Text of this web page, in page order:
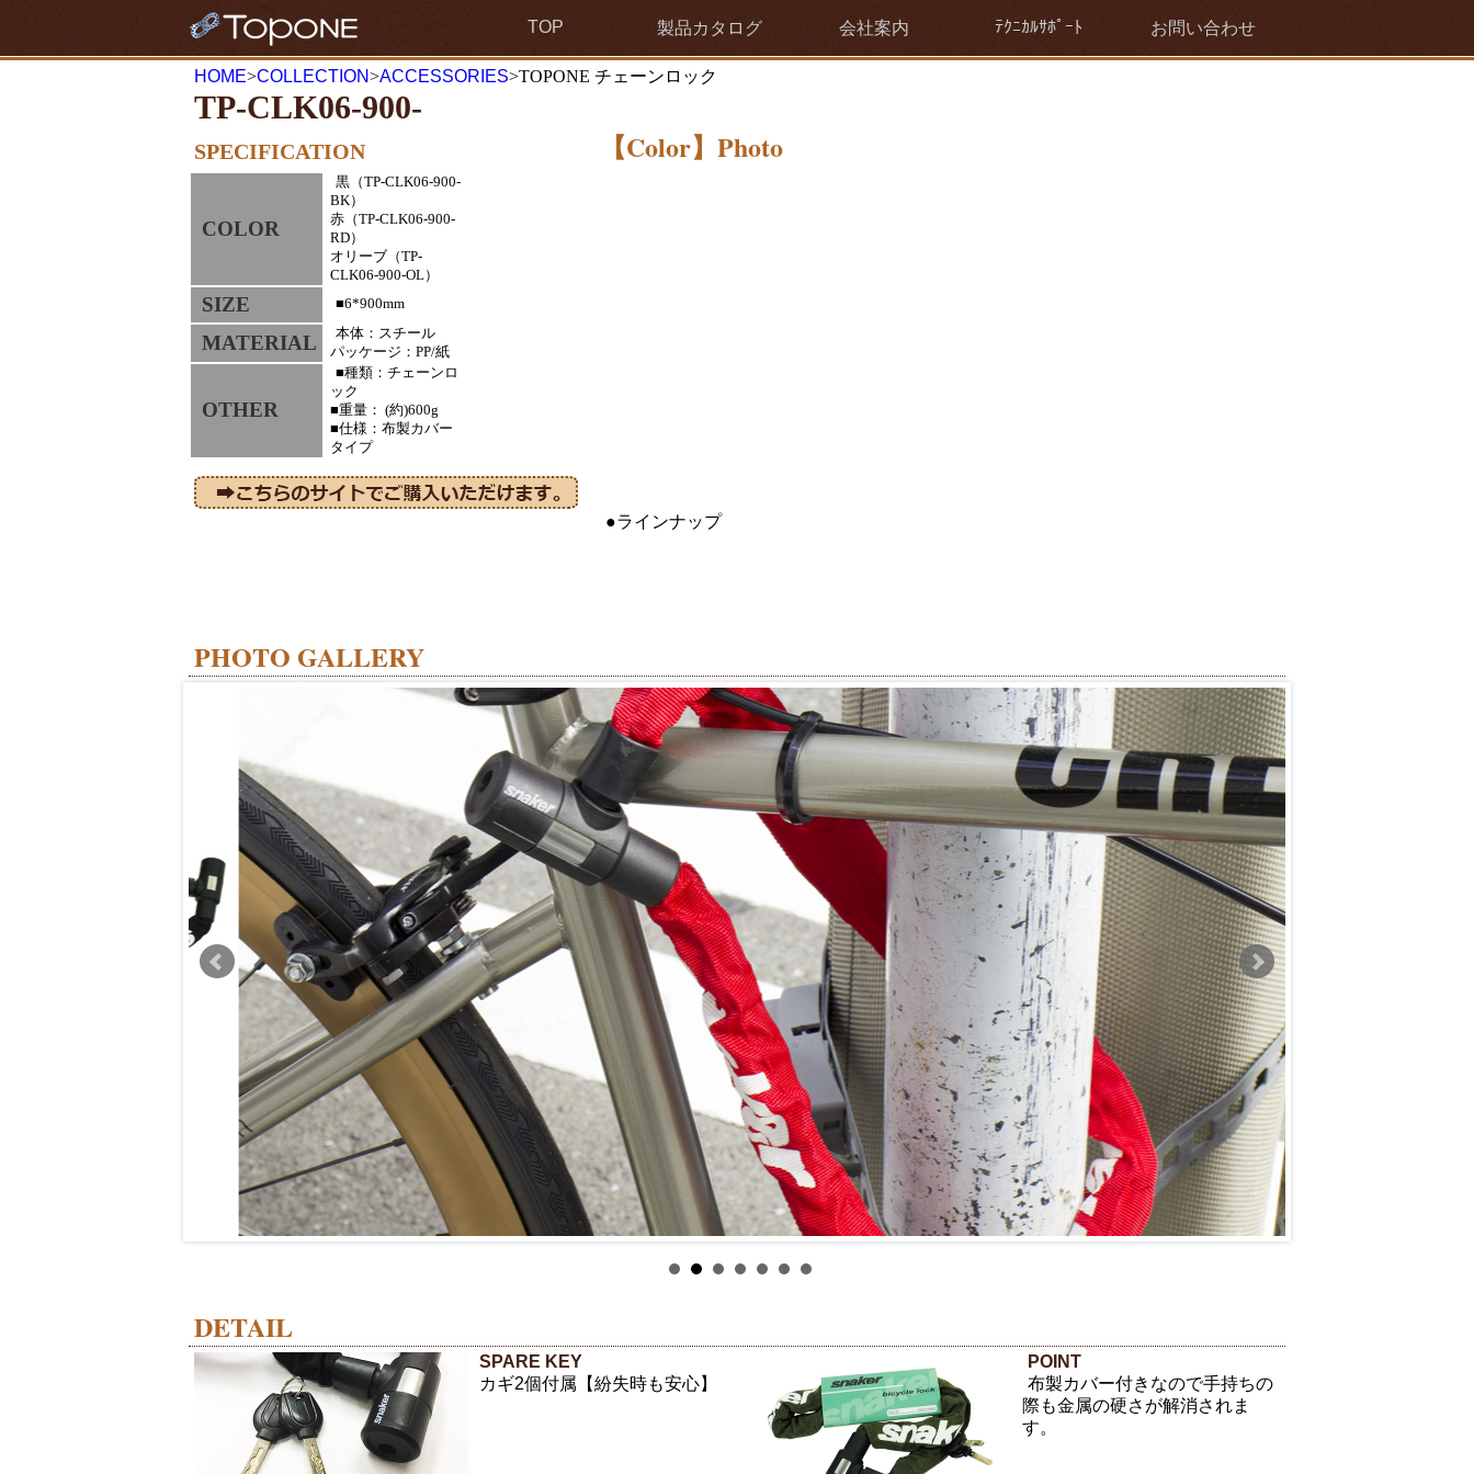
TOP 製品カタログ 会社案内 ﾃｸﾆｶﾙｻﾎﾟｰﾄ お問い合わせ
HOME>COLLECTION>ACCESSORIES>TOPONE チェーンロック
TP-CLK06-900-
SPECIFICATION
COLOR
黒（TP-CLK06-900-
BK）
赤（TP-CLK06-900-
RD）
オリーブ（TP-
CLK06-900-OL）
SIZE ■6*900mm
MATERIAL
本体：スチール
パッケージ：PP/紙
OTHER
■種類：チェーンロ
ック
■重量： (約)600g
■仕様：布製カバー
タイプ
【Color】Photo
●ラインナップ
PHOTO GALLERY
DETAIL
SPARE KEY
カギ2個付属【紛失時も安心】
POINT
布製カバー付きなので手持ちの
際も金属の硬さが解消されま
す。